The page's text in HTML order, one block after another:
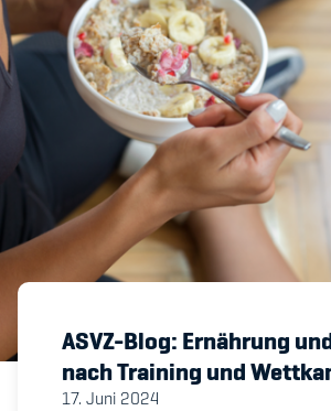
Sportarten
Sportanlagen
Events
ASVZ@home
Member's Manual / FAQ
ASVZ-Blog: Ernährung
nach Training und
17. Juni 2024